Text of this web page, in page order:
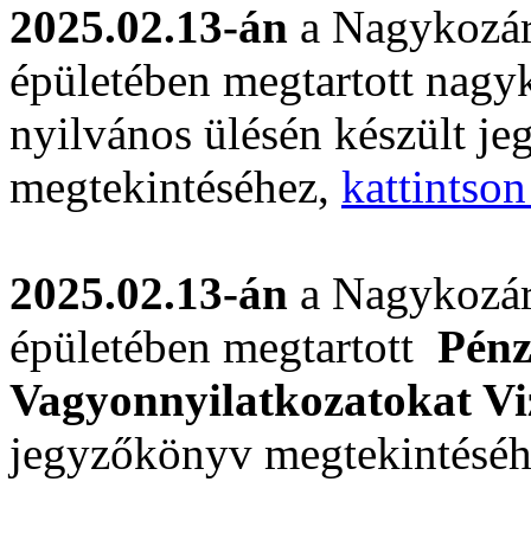
2025.02.13-án a
épületében megtartott
nyilvános ülésén készült
megtekintéséhez,
2025.02.13-án a
épületében megtartott
Vagyonnyilatkozatokat
jegyzőkönyv